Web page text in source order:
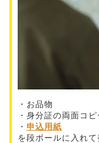
・お品物
・身分証の両面コ
・ 申込用紙
を段ボールに入れ